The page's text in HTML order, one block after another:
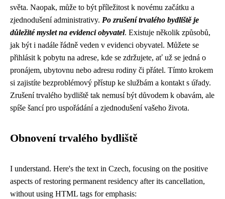
světa. Naopak, může to být příležitost k novému začátku a
zjednodušení administrativy. Po zrušení trvalého bydliště je
důležité myslet na evidenci obyvatel. Existuje několik způsobů,
jak být i nadále řádně veden v evidenci obyvatel. Můžete se
přihlásit k pobytu na adrese, kde se zdržujete, ať už se jedná o
pronájem, ubytovnu nebo adresu rodiny či přátel. Tímto krokem
si zajistíte bezproblémový přístup ke službám a kontakt s úřady.
Zrušení trvalého bydliště tak nemusí být důvodem k obavám, ale
spíše šancí pro uspořádání a zjednodušení vašeho života.
Obnovení trvalého bydliště
I understand. Here's the text in Czech, focusing on the positive
aspects of restoring permanent residency after its cancellation,
without using HTML tags for emphasis: